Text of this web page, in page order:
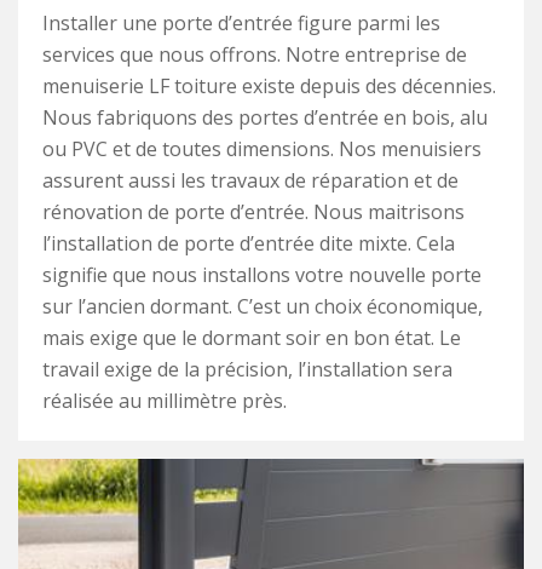
Installer une porte d’entrée figure parmi les
services que nous offrons. Notre entreprise de
menuiserie LF toiture existe depuis des décennies.
Nous fabriquons des portes d’entrée en bois, alu
ou PVC et de toutes dimensions. Nos menuisiers
assurent aussi les travaux de réparation et de
rénovation de porte d’entrée. Nous maitrisons
l’installation de porte d’entrée dite mixte. Cela
signifie que nous installons votre nouvelle porte
sur l’ancien dormant. C’est un choix économique,
mais exige que le dormant soir en bon état. Le
travail exige de la précision, l’installation sera
réalisée au millimètre près.